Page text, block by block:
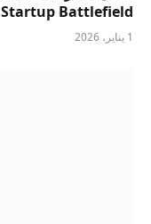
Startup Battlefield
1 يناير، 2026